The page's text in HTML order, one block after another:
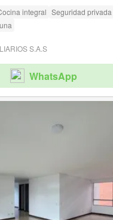
integral Seguridad privada
S.A.S
WhatsApp